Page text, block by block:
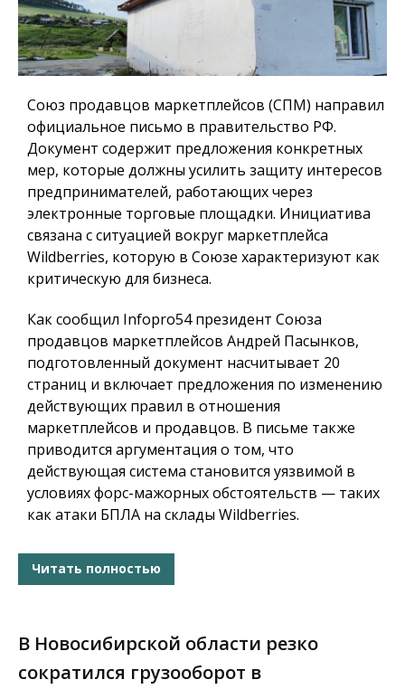
Союз продавцов маркетплейсов (СПМ) направил
официальное письмо в правительство РФ.
Документ содержит предложения конкретных
мер, которые должны усилить защиту интересов
предпринимателей, работающих через
электронные торговые площадки. Инициатива
связана с ситуацией вокруг маркетплейса
Wildberries, которую в Союзе характеризуют как
критическую для бизнеса.
Как сообщил Infopro54президент Союза
продавцов маркетплейсов Андрей Пасынков,
подготовленный документ насчитывает 20
страниц и включает предложения по изменению
действующих правил в отношения
маркетплейсов и продавцов. В письме также
приводится аргументация о том, что
действующая система становится уязвимой в
условиях форс-мажорных обстоятельств — таких
как атаки БПЛА на склады Wildberries.
Читать полностью
В Новосибирской области резко
сократился грузооборот в